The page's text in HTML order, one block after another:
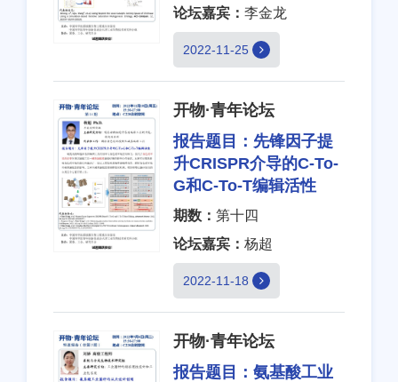
论坛嘉宾： 李金龙
2022-11-25
开物·青年论坛
报告题目： 先锋因子提
升CRISPR介导的C-To-
G和C-To-T编辑活性
期数： 第十四
论坛嘉宾： 杨超
2022-11-18
开物·青年论坛
报告题目： 氨基酸工业